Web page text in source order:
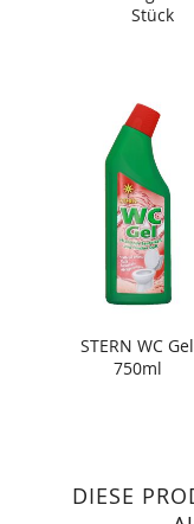
Stück
STERN WC Gel
750ml
DIESE